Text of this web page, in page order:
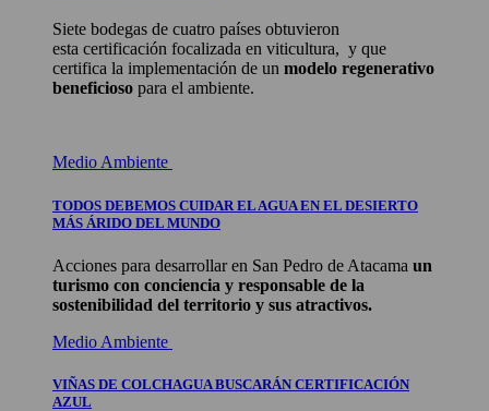
Siete bodegas de cuatro países obtuvieron
esta certificación focalizada en viticultura, y que
certifica la implementación de un modelo regenerativo
beneficioso para el ambiente.
Medio Ambiente
TODOS DEBEMOS CUIDAR EL AGUA EN EL DESIERTO
MÁS ÁRIDO DEL MUNDO
Acciones para desarrollar en San Pedro de Atacama un
turismo con conciencia y responsable de la
sostenibilidad del territorio y sus atractivos.
Medio Ambiente
VIÑAS DE COLCHAGUA BUSCARÁN CERTIFICACIÓN
AZUL